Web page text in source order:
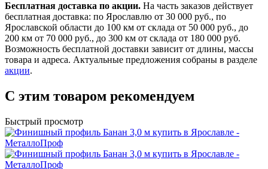
Бесплатная доставка по акции. На часть заказов действует
бесплатная доставка: по Ярославлю от 30 000 руб., по
Ярославской области до 100 км от склада от 50 000 руб., до
200 км от 70 000 руб., до 300 км от склада от 180 000 руб.
Возможность бесплатной доставки зависит от длины, массы
товара и адреса. Актуальные предложения собраны в разделе
акции.
С этим товаром рекомендуем
Быстрый просмотр